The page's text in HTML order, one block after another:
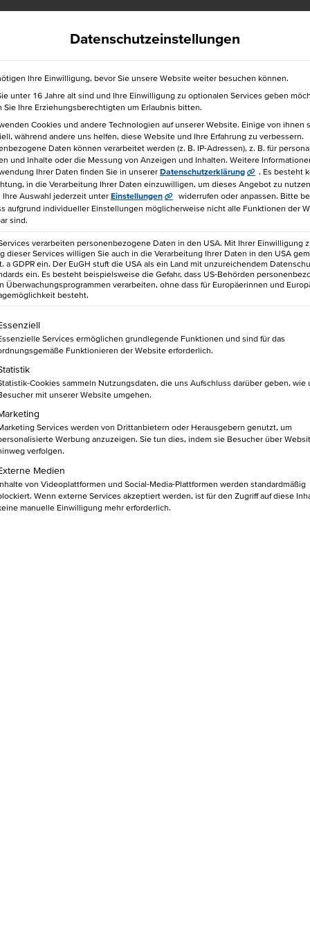
040 36138 777 hkbis@hkbis.de
einen Freund!
IM ARBEITSALLTAG
€ IHK-Seminar
bewertet.
in den
BLICK
führen. In diesem Seminar lernst Du, souverän und
zu bewältigen. Du erhältst praktische Tools und
Arbeitsatmosphäre wiederherzustellen.
um Dich selbst besser kennenzulernen. Deine Stärken und
anderer effektiv nutzen: All das steigert Dein
Außerdem lernst Du Strategien und Techniken, wie Du Deine
Beziehungen zu anderen zu beeinträchtigen. Du lernst,
konstruktiv damit umzugehen. So schaffst Du eine positive
Faktor bei Interaktionen. Du erfährst, wie Du Deine
um Deine Wirkung auf andere zu verbessern. Außerdem
Dadurch bist Du in der Lage, Deine eigenen
IHK-Seminar "Selbstbewusst und konfliktkompetent im
verbessere Deine Kommunikationsfähigkeiten und lerne,
Datenschutzeinstellungen
Ihre Einwilligung, bevor Sie unsere Website weiter besuchen können.
unter 16 Jahre alt sind und Ihre Einwilligung zu optionalen Services geben
Sie Ihre Erziehungsberechtigten um Erlaubnis bitten.
Cookies und andere Technologien auf unserer Website. Einige von ihnen
während andere uns helfen, diese Website und Ihre Erfahrung zu verbessern.
Daten können verarbeitet werden (z. B. IP-Adressen), z. B. für
und Inhalte oder die Messung von Anzeigen und Inhalten. Weitere
Ihrer Daten finden Sie in unserer Datenschutzerklärung . Es besteht
in die Verarbeitung Ihrer Daten einzuwilligen, um dieses Angebot zu
Ihre Auswahl jederzeit unter Einstellungen widerrufen oder anpassen. Bitte
aufgrund individueller Einstellungen möglicherweise nicht alle Funktionen der
sind.
verarbeiten personenbezogene Daten in den USA. Mit Ihrer Einwilligung
dieser Services willigen Sie auch in die Verarbeitung Ihrer Daten in den USA
a GDPR ein. Der EuGH stuft die USA als ein Land mit unzureichendem
ein. Es besteht beispielsweise die Gefahr, dass US-Behörden
Überwachungsprogrammen verarbeiten, ohne dass für Europäerinnen und
besteht.
eine Liste der Service-Gruppen, für die eine Einwilligung
Services ermöglichen grundlegende Funktionen und sind für das
Funktionieren der Website erforderlich.
Cookies sammeln Nutzungsdaten, die uns Aufschluss darüber geben, wie
mit unserer Website umgehen.
Services werden von Drittanbietern oder Herausgebern genutzt, um
Werbung anzuzeigen. Sie tun dies, indem sie Besucher über
verfolgen.
Medien
von Videoplattformen und Social-Media-Plattformen werden standardmäßig
Wenn externe Services akzeptiert werden, ist für den Zugriff auf diese
manuelle Einwilligung mehr erforderlich.